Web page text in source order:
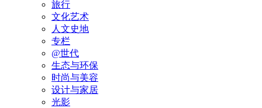
旅行
文化艺术
人文史地
专栏
@世代
生态与环保
时尚与美容
设计与家居
光影